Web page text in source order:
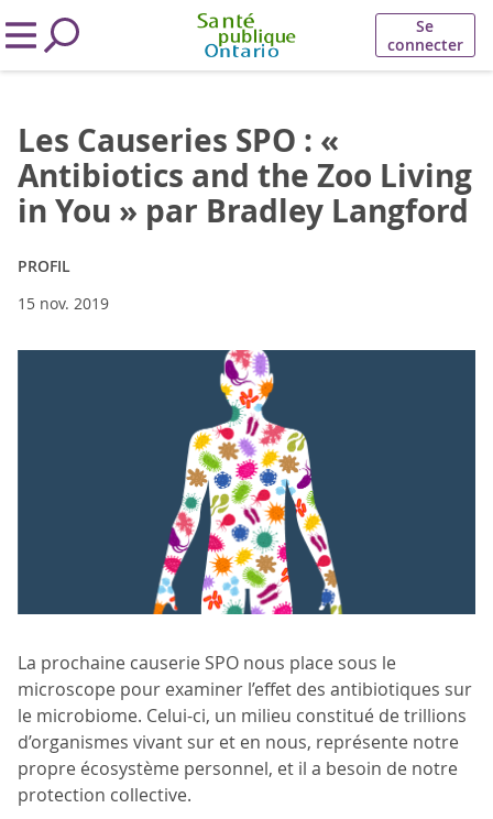
Se
connecter
Les Causeries SPO : «
Antibiotics and the Zoo Living
in You » par Bradley Langford
PROFIL
15 nov. 2019
La prochaine causerie SPO nous place sous le
microscope pour examiner l’effet des antibiotiques sur
le microbiome. Celui-ci, un milieu constitué de trillions
d’organismes vivant sur et en nous, représente notre
propre écosystème personnel, et il a besoin de notre
protection collective.